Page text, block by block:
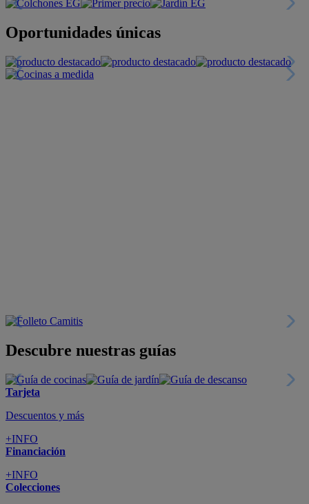
Oportunidades únicas
Descubre nuestras guías
Tarjeta
Descuentos y más
+INFO
Financiación
+INFO
Colecciones